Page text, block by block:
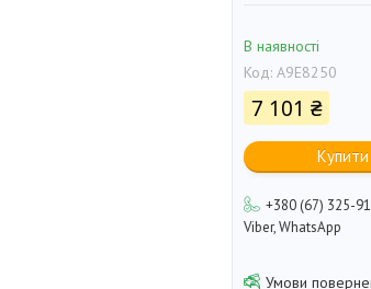
В наявності
Код: A9E8250
7 101 ₴
Купити
+380 (67) 325-
Viber, WhatsApp